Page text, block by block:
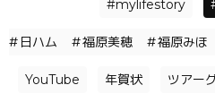
#mylifestory
＃日ハム ＃福原美穂 ＃福原み
YouTube 年賀状 ツアー